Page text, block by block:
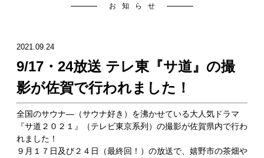
お知らせ
2021.09.24
9/17・24放送 テレ東『サ道』の撮
影が佐賀で行われました！
全国のサウナ―（サウナ好き）を沸かせている大人気ドラマ
『サ道２０２１』（テレビ東京系列）の撮影が佐賀県内で行わ
れました！
９月１７日及び２４日（最終回！）の放送で、嬉野市の茶畑や